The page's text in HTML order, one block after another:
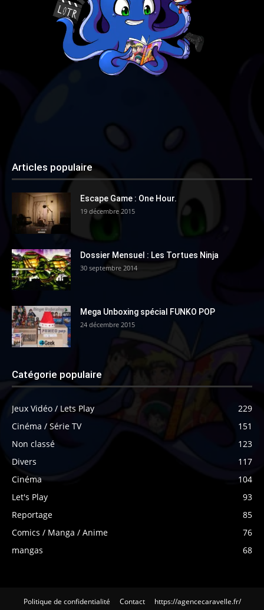
Articles populaire
Escape Game : One Hour.
19 décembre 2015
Dossier Mensuel : Les Tortues Ninja
30 septembre 2014
Mega Unboxing spécial FUNKO POP
24 décembre 2015
Catégorie populaire
Jeux Vidéo / Lets Play
229
Cinéma / Série TV
151
Non classé
123
Divers
117
Cinéma
104
Let's Play
93
Reportage
85
Comics / Manga / Anime
76
mangas
68
Politique de confidentialité Contact https://agencecaravelle.fr/